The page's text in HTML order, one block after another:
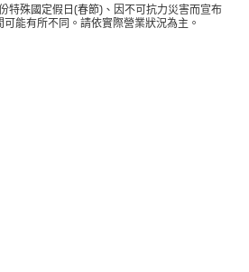
特殊國定假日(春節)、因不可抗力災害而宣布
能有所不同。請依實際營業狀況為主。